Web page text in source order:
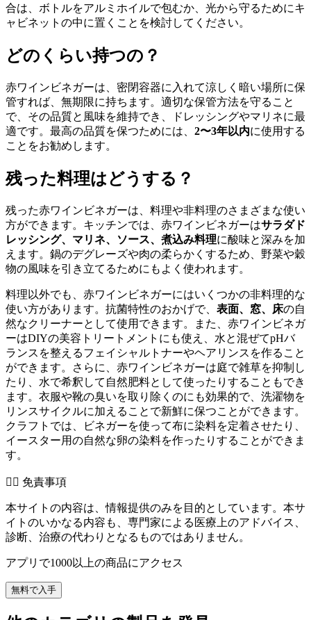
合は、ボトルをアルミホイルで包むか、光から守るためにキ
ャビネットの中に置くことを検討してください。
どのくらい持つの？
赤ワインビネガーは、密閉容器に入れて涼しく暗い場所に保
管すれば、無期限に持ちます。適切な保管方法を守ること
で、その品質と風味を維持でき、ドレッシングやマリネに最
適です。最高の品質を保つためには、 2〜3年以内に使用する
ことをお勧めします。
残った料理はどうする？
残った赤ワインビネガーは、料理や非料理のさまざまな使い
方ができます。キッチンでは、赤ワインビネガーはサラダド
レッシング、マリネ、ソース、煮込み料理に酸味と深みを加
えます。鍋のデグレーズや肉の柔らかくするため、野菜や穀
物の風味を引き立てるためにもよく使われます。
料理以外でも、赤ワインビネガーにはいくつかの非料理的な
使い方があります。抗菌特性のおかげで、 表面、窓、床の自
然なクリーナーとして使用できます。また、赤ワインビネガ
ーはDIYの美容トリートメントにも使え、水と混ぜてpHバ
ランスを整えるフェイシャルトナーやヘアリンスを作ること
ができます。さらに、赤ワインビネガーは庭で雑草を抑制し
たり、水で希釈して自然肥料として使ったりすることもでき
ます。衣服や靴の臭いを取り除くのにも効果的で、洗濯物を
リンスサイクルに加えることで新鮮に保つことができます。
クラフトでは、ビネガーを使って布に染料を定着させたり、
イースター用の自然な卵の染料を作ったりすることができま
す。
👨‍⚕️️ 免責事項
本サイトの内容は、情報提供のみを目的としています。本サ
イトのいかなる内容も、専門家による医療上のアドバイス、
診断、治療の代わりとなるものではありません。
アプリで1000以上の商品にアクセス
無料で入手